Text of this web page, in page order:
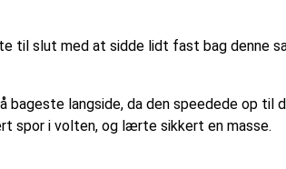
til slut med at sidde lidt fast bag denne
langside, da den speedede op til
spor i volten, og lærte sikkert en masse.